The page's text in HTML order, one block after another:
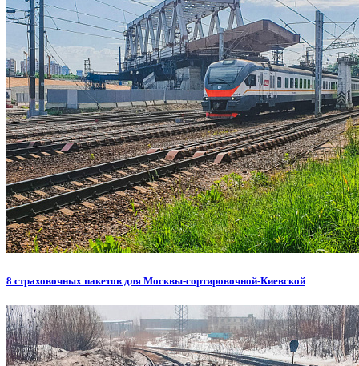
8 страховочных пакетов для Москвы-сортировочной-Киевской